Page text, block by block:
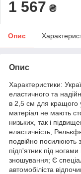
1 567 ₴
Опис
Опис
Характеристики:
еластичного та
в 2,5 см для кращого
матеріал не мають
низьких, так і
еластичність;
подвійно посилюють
підп'ятник під
зношування; Є
автомобіліста